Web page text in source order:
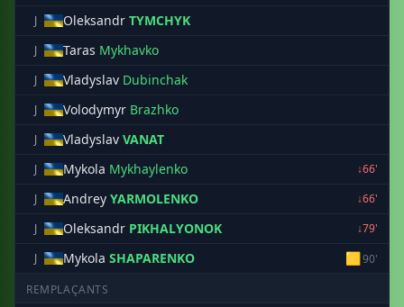
J Oleksandr TYMCHYK
J Taras Mykhavko
J Vladyslav Dubinchak
J Volodymyr Brazhko
J Vladyslav VANAT
J Mykola Mykhaylenko
↓66'
J
Andrey YARMOLENKO
↓66'
J
Oleksandr PIKHALYONOK
↓79'
J
Mykola SHAPARENKO 🟨90'
REMPLAÇANTS